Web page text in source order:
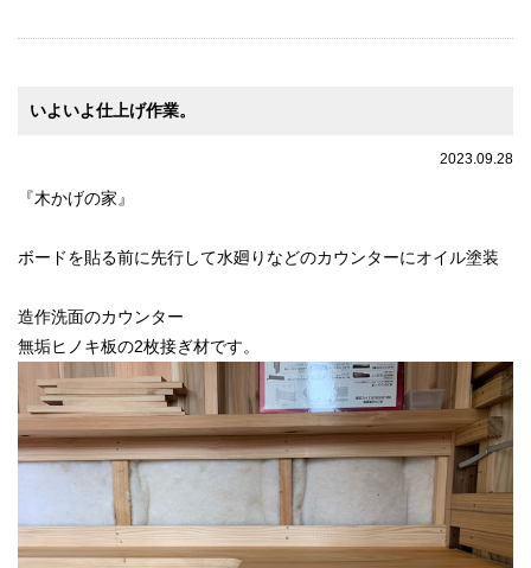
いよいよ仕上げ作業。
2023.09.28
『木かげの家』
ボードを貼る前に先行して水廻りなどのカウンターにオイル塗装
造作洗面のカウンター
無垢ヒノキ板の2枚接ぎ材です。